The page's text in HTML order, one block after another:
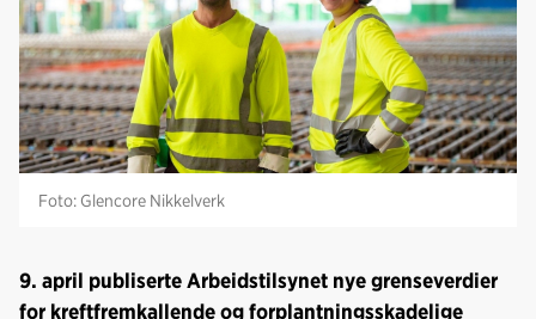
Foto: Glencore Nikkelverk
9. april publiserte Arbeidstilsynet nye grenseverdier
for kreftfremkallende og forplantningsskadelige